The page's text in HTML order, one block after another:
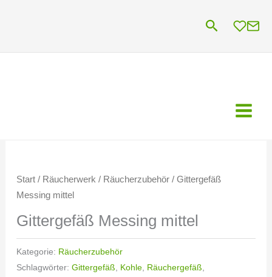
Suchen
Start/ Räucherwerk / Räucherzubehör/ Gittergefäß
Messing mittel
Gittergefäß Messing mittel
Kategorie: Räucherzubehör
Schlagwörter: Gittergefäß Kohle, Räuchergefäß